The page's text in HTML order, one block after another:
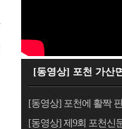
[동영상] 포천 가산
[동영상] 포천에 활짝
[동영상] 제9회 포천신